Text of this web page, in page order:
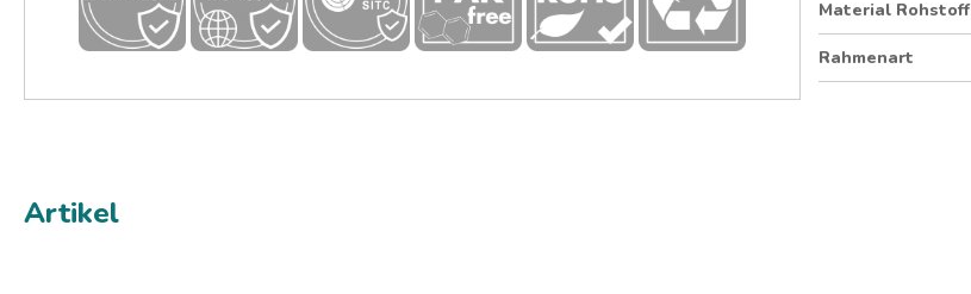
Material Rohstoff
Rahmenart
Artikel